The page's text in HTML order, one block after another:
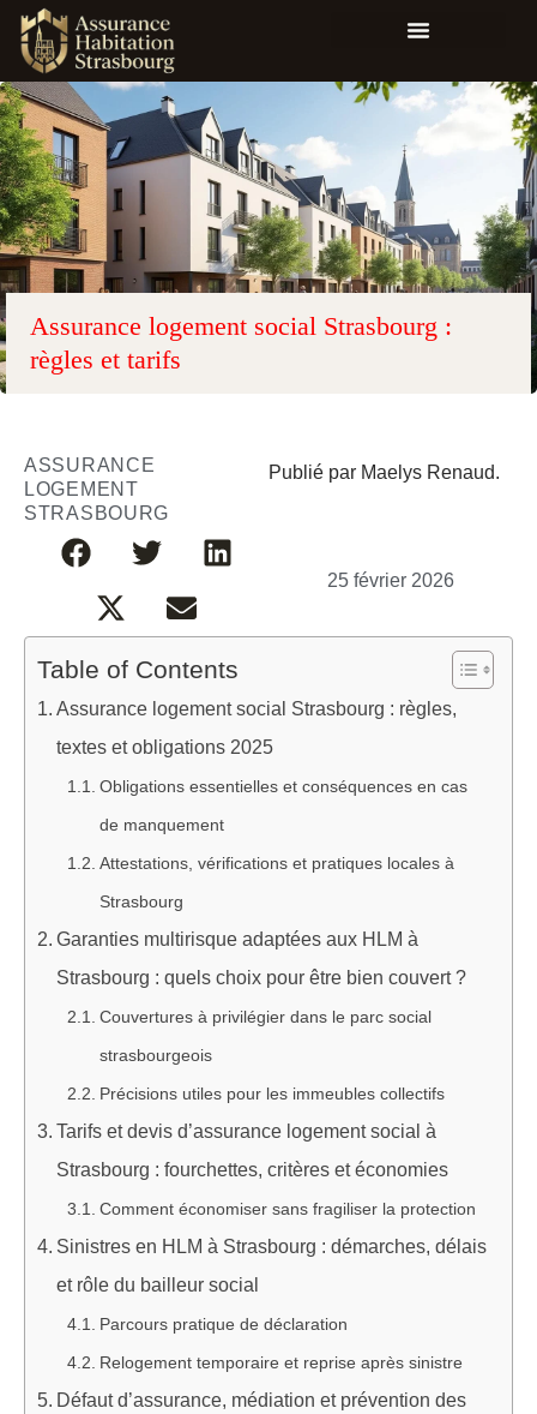
Assurance logement social Strasbourg :
règles et tarifs
ASSURANCE
LOGEMENT
STRASBOURG
Publié par Maelys Renaud.
25 février 2026
Table of Contents
Assurance logement social Strasbourg : règles,
textes et obligations 2025
Obligations essentielles et conséquences en cas
de manquement
Attestations, vérifications et pratiques locales à
Strasbourg
Garanties multirisque adaptées aux HLM à
Strasbourg : quels choix pour être bien couvert ?
Couvertures à privilégier dans le parc social
strasbourgeois
Précisions utiles pour les immeubles collectifs
Tarifs et devis d’assurance logement social à
Strasbourg : fourchettes, critères et économies
Comment économiser sans fragiliser la protection
Sinistres en HLM à Strasbourg : démarches, délais
et rôle du bailleur social
Parcours pratique de déclaration
Relogement temporaire et reprise après sinistre
Défaut d’assurance, médiation et prévention des